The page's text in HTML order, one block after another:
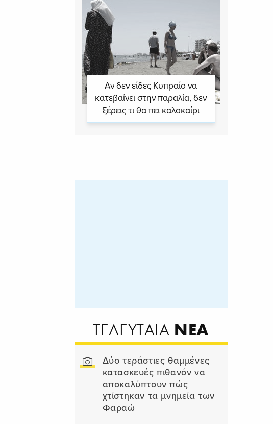
Αν δεν είδες Κυπραίο να
κατεβαίνει στην παραλία, δεν
ξέρεις τι θα πει καλοκαίρι
ΤΕΛΕΥΤΑΙΑ ΝΕΑ
Δύο τεράστιες θαμμένες
κατασκευές πιθανόν να
αποκαλύπτουν πώς
χτίστηκαν τα μνημεία των
Φαραώ